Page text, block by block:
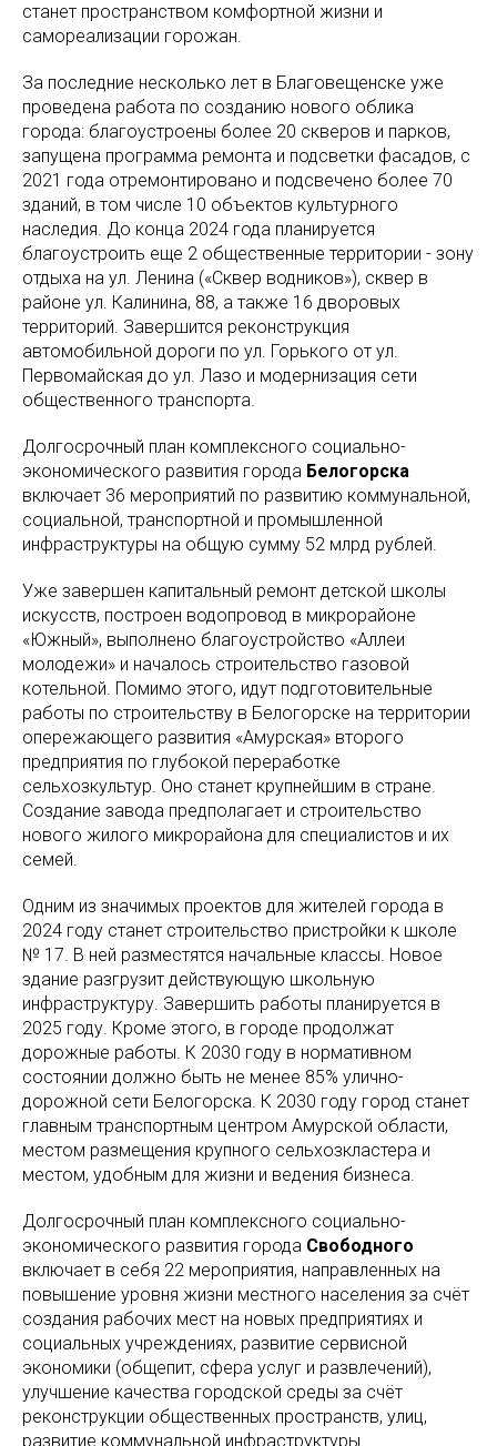
станет пространством комфортной жизни и
самореализации горожан.
За последние несколько лет в Благовещенске уже
проведена работа по созданию нового облика
города: благоустроены более 20 скверов и парков,
запущена программа ремонта и подсветки фасадов, с
2021 года отремонтировано и подсвечено более 70
зданий, в том числе 10 объектов культурного
наследия. До конца 2024 года планируется
благоустроить еще 2 общественные территории - зону
отдыха на ул. Ленина («Сквер водников»), сквер в
районе ул. Калинина, 88, а также 16 дворовых
территорий. Завершится реконструкция
автомобильной дороги по ул. Горького от ул.
Первомайская до ул. Лазо и модернизация сети
общественного транспорта.
Долгосрочный план комплексного социально-
экономического развития города Белогорска
включает 36 мероприятий по развитию коммунальной,
социальной, транспортной и промышленной
инфраструктуры на общую сумму 52 млрд рублей.
Уже завершен капитальный ремонт детской школы
искусств, построен водопровод в микрорайоне
«Южный», выполнено благоустройство «Аллеи
молодежи» и началось строительство газовой
котельной. Помимо этого, идут подготовительные
работы по строительству в Белогорске на территории
опережающего развития «Амурская» второго
предприятия по глубокой переработке
сельхозкультур. Оно станет крупнейшим в стране.
Создание завода предполагает и строительство
нового жилого микрорайона для специалистов и их
семей.
Одним из значимых проектов для жителей города в
2024 году станет строительство пристройки к школе
№ 17. В ней разместятся начальные классы. Новое
здание разгрузит действующую школьную
инфраструктуру. Завершить работы планируется в
2025 году. Кроме этого, в городе продолжат
дорожные работы. К 2030 году в нормативном
состоянии должно быть не менее 85% улично-
дорожной сети Белогорска. К 2030 году город станет
главным транспортным центром Амурской области,
местом размещения крупного сельхозкластера и
местом, удобным для жизни и ведения бизнеса.
Долгосрочный план комплексного социально-
экономического развития города Свободного
включает в себя 22 мероприятия, направленных на
повышение уровня жизни местного населения за счёт
создания рабочих мест на новых предприятиях и
социальных учреждениях, развитие сервисной
экономики (общепит, сфера услуг и развлечений),
улучшение качества городской среды за счёт
реконструкции общественных пространств, улиц,
развитие коммунальной инфраструктуры.